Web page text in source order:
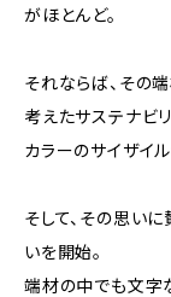
がほとんど。
それならば、その
考えたサステナビ
カラーのサイザイ
そして、その思い
いを開始。
端材の中でも文字